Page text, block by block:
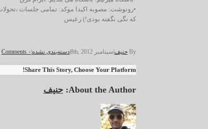
•رونوشت: مصوبه اکیدا موکد: تمامی جلسات
که نگی نگفته بودی!) رعیس
By حنیف|سپتامبر 8th, 2012 |دسته‌بندی نشده| ۰ Comments
Share This Story, Choose Your Platform!
About the Author: حنیف